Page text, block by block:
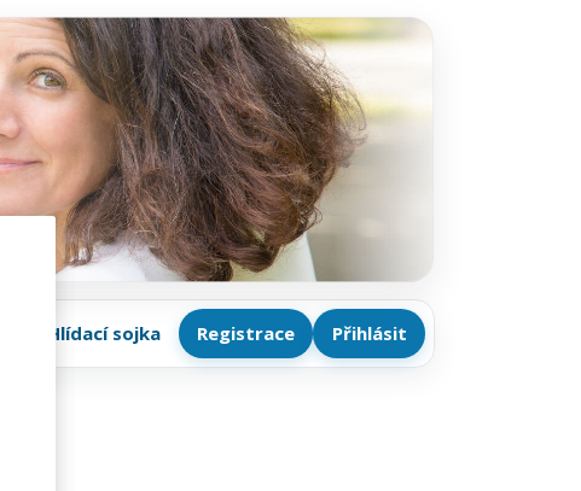
Hlídací sojka Registrace Přihlásit